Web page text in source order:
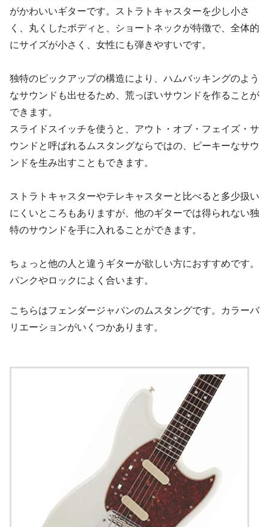
がかわいいギターです。ストラトキャスターを少し小さ
く、丸くしたボディと、ショートネックが特徴で、全体的
にサイズが小さく、女性にも弾きやすいです。
独特のピックアップの構造により、ハムバッキングのよう
なサウンドも出せるため、荒っぽいサウンドを作ることが
できます。
スライドスイッチを使うと、アウト・オブ・フェイズ・サ
ウンドと呼ばれるムスタングならではの、ピーキーなサウ
ンドを生み出すこともできます。
ストラトキャスターやテレキャスターと比べると多少扱い
にくいところもありますが、他のギターでは得られない独
特のサウンドを手に入れることができます。
ちょっと他の人と違うギターが欲しい方におすすめです。
パンクやロックによく合います。
こちらはフェンダージャパンのムスタングです。カラーバ
リエーションがいくつかあります。